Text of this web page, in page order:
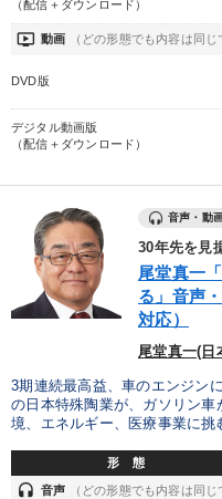
（配信＋ダウンロード）
ondemand_video 動画 （どの形態でも内容は同じ
DVD版
デジタル動画版
（配信＋ダウンロード）
音声・動
30年先を見
尾堂真一
る」音声
対応）
尾堂真一(
3期連続最高益、車のエンジン
の日本特殊陶業が、ガソリン
境、エネルギー、医療事業に
形 態
headset 音声 （どの形態でも内容は同じ